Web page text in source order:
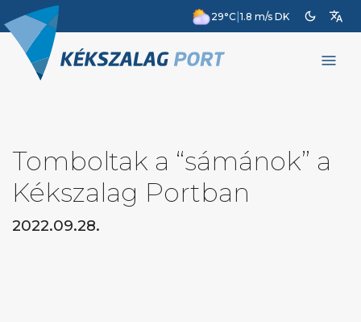
29°C|1.8 m/s DK dark_mode translate
menu
Tomboltak a “sámánok” a
Kékszalag Portban
2022.09.28.